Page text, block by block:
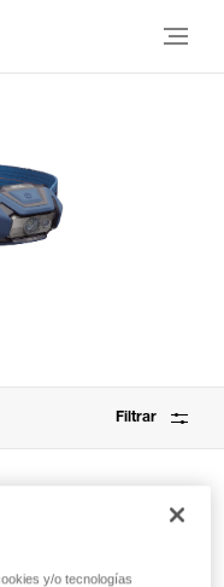
Filtrar
y/o tecnologías